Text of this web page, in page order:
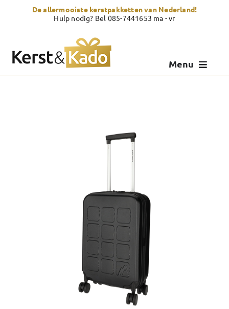
De allermooiste kerstpakketten van Nederland!
Hulp nodig? Bel 085-7441653 ma - vr
Menu
Over Kerst & Kado